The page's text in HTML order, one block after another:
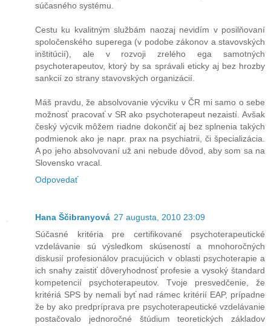
súčasného systému.
Cestu ku kvalitným službám naozaj nevidím v posilňovaní
spoločenského superega (v podobe zákonov a stavovských
inštitúcií), ale v rozvoji zrelého ega samotných
psychoterapeutov, ktorý by sa správali eticky aj bez hrozby
sankcií zo strany stavovských organizácií.
Máš pravdu, že absolvovanie výcviku v ČR mi samo o sebe
možnosť pracovať v SR ako psychoterapeut nezaistí. Avšak
český výcvik môžem riadne dokončiť aj bez splnenia takých
podmienok ako je napr. prax na psychiatrii, či špecializácia.
A po jeho absolvovaní už ani nebude dôvod, aby som sa na
Slovensko vracal.
Odpovedať
Hana Ščibranyová 27 augusta, 2010 23:09
Súčasné kritéria pre certifikované psychoterapeutické
vzdelávanie sú výsledkom skúseností a mnohoročných
diskusií profesionálov pracujúcich v oblasti psychoterapie a
ich snahy zaistiť dôveryhodnosť profesie a vysoký štandard
kompetencií psychoterapeutov. Tvoje presvedčenie, že
kritériá SPS by nemali byť nad rámec kritérií EAP, prípadne
že by ako predpríprava pre psychoterapeutické vzdelávanie
postačovalo jednoročné štúdium teoretických základov